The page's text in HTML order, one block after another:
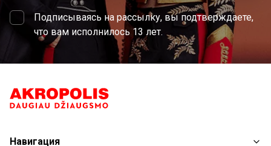
Подписываясь на рассылку, вы подтверждаете,
что вам исполнилось 13 лет.
Навигация